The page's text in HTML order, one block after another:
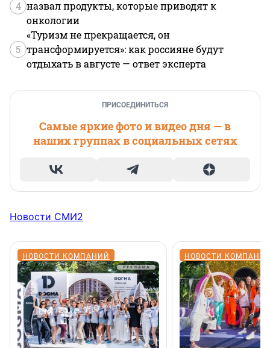
4 назвал продукты, которые приводят к
онкологии
5
«Туризм не прекращается, он
трансформируется»: как россияне будут
отдыхать в августе — ответ эксперта
ПРИСОЕДИНИТЬСЯ
Самые яркие фото и видео дня — в
наших группах в социальных сетях
Новости СМИ2
НОВОСТИ КОМПАНИЙ НОВОСТИ